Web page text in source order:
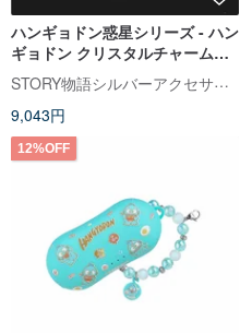
ハンギョドン惑星シリーズ - ハン
ギョドン クリスタルチャームブ
レスレット
STORY物語シルバーアクセサリー
9,043円
12%OFF